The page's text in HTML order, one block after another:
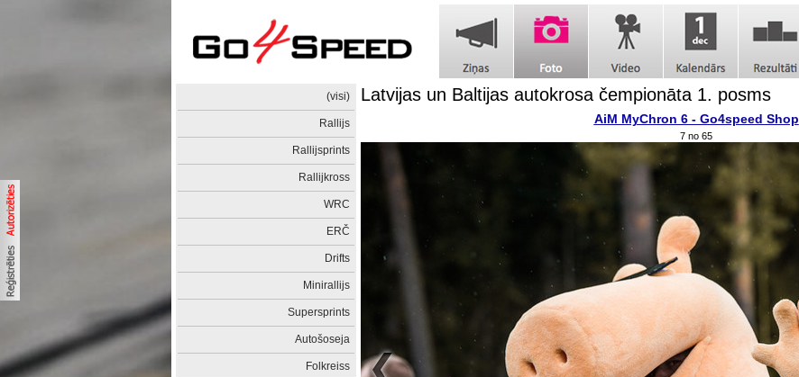
(visi)
Rallijs
Rallijsprints
Rallijkross
WRC
ERČ
Drifts
Minirallijs
Supersprints
Autošoseja
Folkreiss
Latvijas un Baltijas autokrosa čempionāta 1. posms
AiM MyChron 6 - Go4speed Shop
7 no 65